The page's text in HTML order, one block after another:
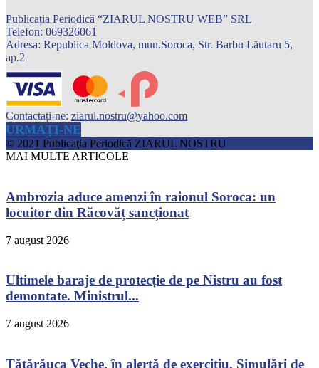
Publicația Periodică “ZIARUL NOSTRU WEB” SRL
Telefon: 069326061
Adresa: Republica Moldova, mun.Soroca, Str. Barbu Lăutaru 5,
ap.2
Contactați-ne: ziarul.nostru@yahoo.com
URMAȚI-NE
© 2021 Publicaţia Periodică ZIARUL NOSTRU
MAI MULTE ARTICOLE
Ambrozia aduce amenzi în raionul Soroca: un
locuitor din Răcovăț sancționat
7 august 2026
Ultimele baraje de protecție de pe Nistru au fost
demontate. Ministrul...
7 august 2026
Tătărăuca Veche, în alertă de exercițiu. Simulări de